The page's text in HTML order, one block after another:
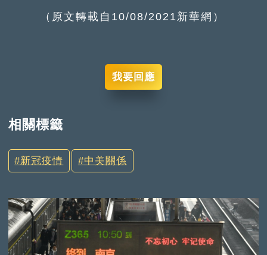
（原文轉載自10/08/2021新華網）
我要回應
相關標籤
新冠疫情 中美關係